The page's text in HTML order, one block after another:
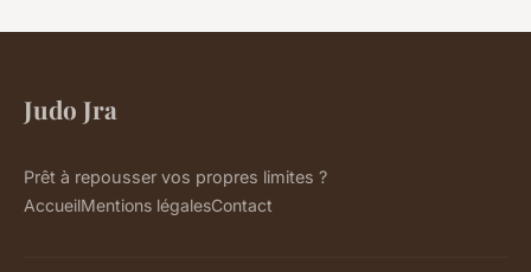
Judo Jra
Prêt à repousser vos propres limites ?
AccueilMentions légalesContact